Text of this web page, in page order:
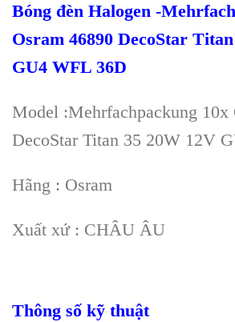
Bóng đèn Halogen -
Osram 46890 DecoStar
GU4 WFL 36D
Model :Mehrfachpackung 10x
DecoStar Titan 35 20W 12V
Hãng : Osram
Xuất xứ : CHÂU ÂU
Thông số kỹ thuật